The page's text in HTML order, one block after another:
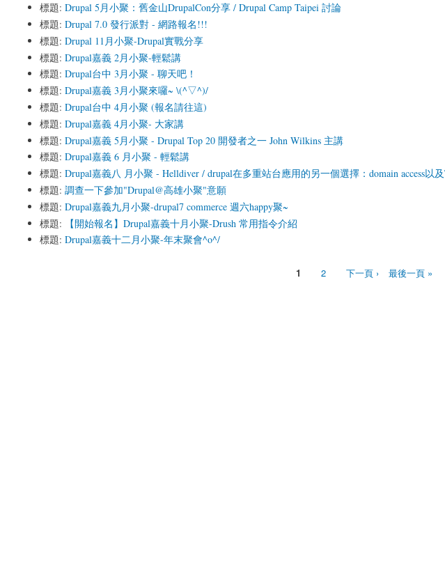
標題: Drupal 5月小聚：舊金山DrupalCon分享 / Drupal Camp Taipei 討論
標題: Drupal 7.0 發行派對 - 網路報名!!!
標題: Drupal 11月小聚-Drupal實戰分享
標題: Drupal嘉義 2月小聚-輕鬆講
標題: Drupal台中 3月小聚 - 聊天吧！
標題: Drupal嘉義 3月小聚來囉~ \(^▽^)/
標題: Drupal台中 4月小聚 (報名請往這)
標題: Drupal嘉義 4月小聚- 大家講
標題: Drupal嘉義 5月小聚 - Drupal Top 20 開發者之一 John Wilkins 主講
標題: Drupal嘉義 6 月小聚 - 輕鬆講
標題: Drupal嘉義八 月小聚 - Helldiver / drupal在多重站台應用的另一個選擇：domain access以
標題: 調查一下參加"Drupal@高雄小聚"意願
標題: Drupal嘉義九月小聚-drupal7 commerce 週六happy聚~
標題:
【開始報名】Drupal嘉義十月小聚-Drush 常用指令介紹
標題: Drupal嘉義十二月小聚-年末聚會^o^/
1 2 下一頁 › 最後一頁 »